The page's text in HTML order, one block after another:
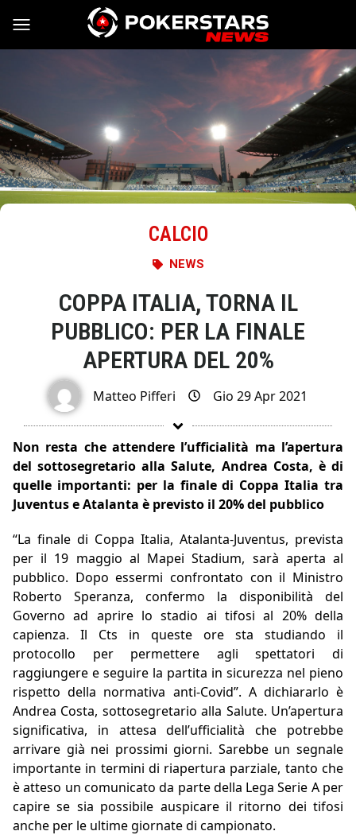
Vai al contenuto
CALCIO
NEWS
COPPA ITALIA, TORNA IL
PUBBLICO: PER LA FINALE
APERTURA DEL 20%
Matteo Pifferi Gio 29 Apr 2021
Non resta che attendere l’ufficialità ma l’apertura
del sottosegretario alla Salute, Andrea Costa, è di
quelle importanti: per la finale di Coppa Italia tra
Juventus e Atalanta è previsto il 20% del pubblico
“La finale di Coppa Italia, Atalanta-Juventus, prevista
per il 19 maggio al Mapei Stadium, sarà aperta al
pubblico. Dopo essermi confrontato con il Ministro
Roberto Speranza, confermo la disponibilità del
Governo ad aprire lo stadio ai tifosi al 20% della
capienza. Il Cts in queste ore sta studiando il
protocollo per permettere agli spettatori di
raggiungere e seguire la partita in sicurezza nel pieno
rispetto della normativa anti-Covid”. A dichiararlo è
Andrea Costa, sottosegretario alla Salute. Un’apertura
significativa, in attesa dell’ufficialità che potrebbe
arrivare già nei prossimi giorni. Sarebbe un segnale
importante in termini di riapertura parziale, tanto che
è atteso un comunicato da parte della Lega Serie A per
capire se sia possibile auspicare il ritorno dei tifosi
anche per le ultime giornate di campionato.